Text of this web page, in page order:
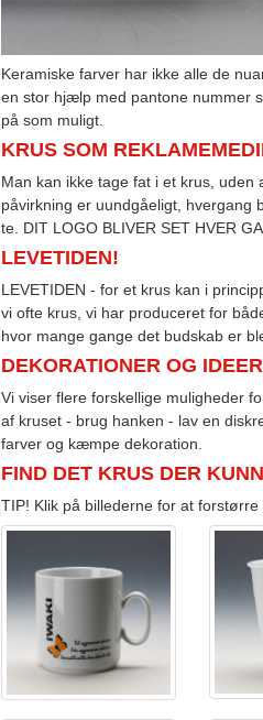
Keramiske farver har ikke alle de
en stor hjælp med pantone nummer
på som muligt.
KRUS SOM
Man kan ikke tage fat i et krus,
påvirkning er uundgåeligt, hvergang
te. DIT LOGO BLIVER SET HVER
LEVETIDEN!
LEVETIDEN - for et krus kan i
vi ofte krus, vi har produceret for
hvor mange gange det budskab er
DEKORATIONER OG IDEER
Vi viser flere forskellige muligheder
af kruset - brug hanken - lav en
farver og kæmpe dekoration.
FIND DET KRUS DER
TIP! Klik på billederne for at